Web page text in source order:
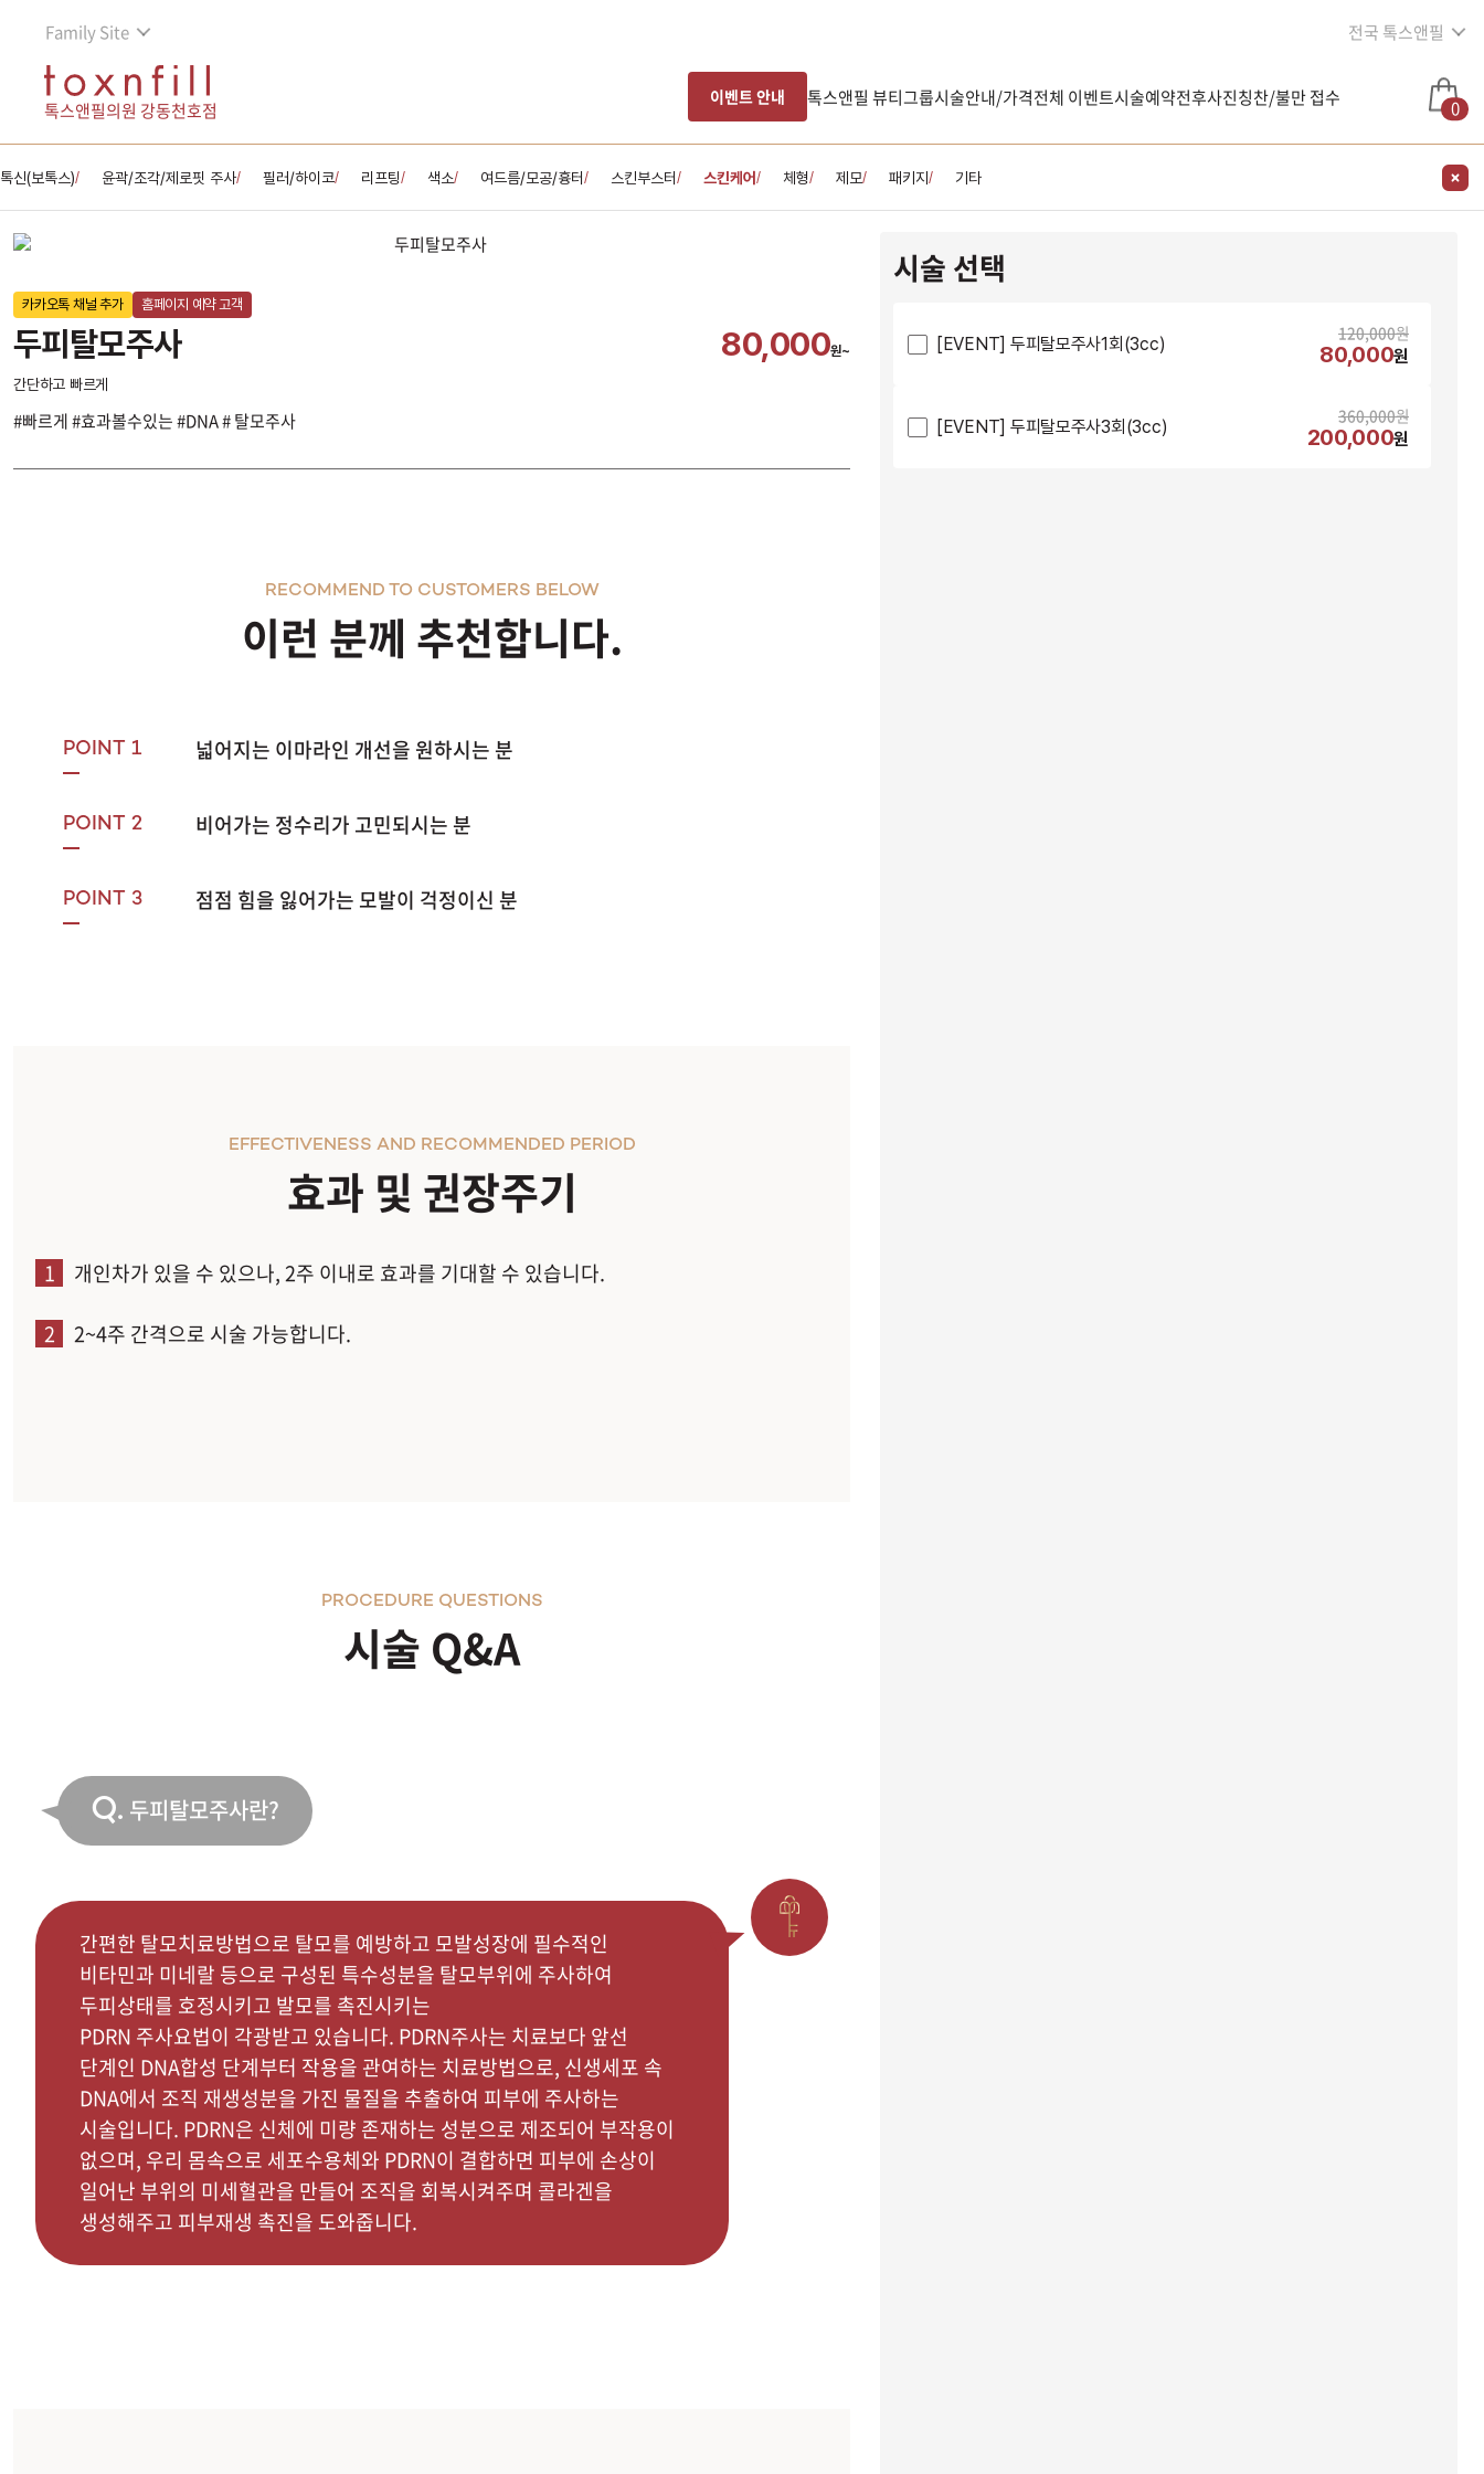
Family Site 전국 톡스앤필
톡스앤필의원 강동천호점
이벤트 안내 톡스앤필 뷰티그룹시술안내/가격전체 이벤트시술예약전후사진칭찬/불만 접수 0
톡신(보톡스)/ 윤곽/조각/제로핏 주사/ 필러/하이코/ 리프팅/ 색소/ 여드름/모공/흉터/ 스킨부스터/ 스킨케어/ 체형/ 제모/ 패키지/ 기타
카카오톡 채널 추가 홈페이지 예약 고객
두피탈모주사 80,000원~
간단하고 빠르게
#빠르게 #효과볼수있는 #DNA # 탈모주사
시술 선택
[EVENT] 두피탈모주사1회(3cc) 120,000원
80,000원
[EVENT] 두피탈모주사3회(3cc) 360,000원
200,000원
이런 분께 추천합니다.
RECOMMEND TO CUSTOMERS BELOW
POINT 1 넓어지는 이마라인 개선을 원하시는 분
POINT 2 비어가는 정수리가 고민되시는 분
POINT 3 점점 힘을 잃어가는 모발이 걱정이신 분
효과 및 권장주기
EFFECTIVENESS AND RECOMMENDED PERIOD
1 개인차가 있을 수 있으나, 2주 이내로 효과를 기대할 수 있습니다.
2 2~4주 간격으로 시술 가능합니다.
시술 Q&A
PROCEDURE QUESTIONS
Q. 두피탈모주사란?
간편한 탈모치료방법으로 탈모를 예방하고 모발성장에 필수적인
비타민과 미네랄 등으로 구성된 특수성분을 탈모부위에 주사하여
두피상태를 호정시키고 발모를 촉진시키는
PDRN 주사요법이 각광받고 있습니다. PDRN주사는 치료보다 앞선
단계인 DNA합성 단계부터 작용을 관여하는 치료방법으로, 신생세포 속
DNA에서 조직 재생성분을 가진 물질을 추출하여 피부에 주사하는
시술입니다. PDRN은 신체에 미량 존재하는 성분으로 제조되어 부작용이
없으며, 우리 몸속으로 세포수용체와 PDRN이 결합하면 피부에 손상이
일어난 부위의 미세혈관을 만들어 조직을 회복시켜주며 콜라겐을
생성해주고 피부재생 촉진을 도와줍니다.